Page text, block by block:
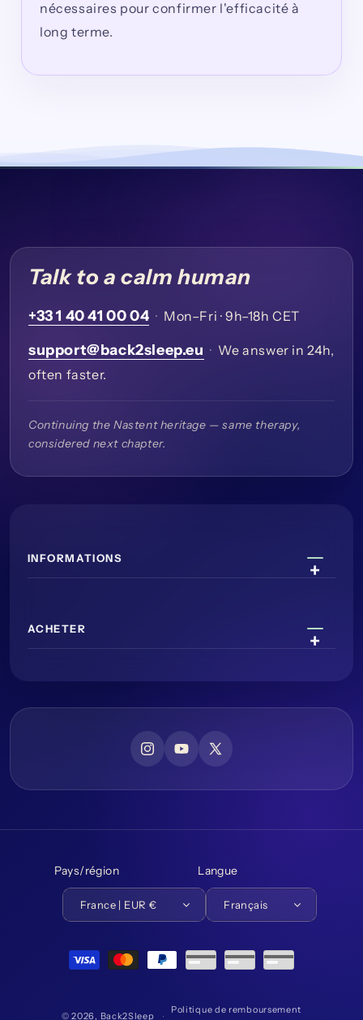
nécessaires pour confirmer l'efficacité à
long terme.
Talk to a calm human
+33 1 40 41 00 04 · Mon–Fri · 9h–18h CET
support@back2sleep.eu · We answer in 24h,
often faster.
Continuing the Nastent heritage — same therapy,
considered next chapter.
INFORMATIONS
ACHETER
InstagramYouTubeX (Twitter)
Pays/région
France | EUR €
Langue
Français
© 2026, Back2Sleep
Politique de remboursement